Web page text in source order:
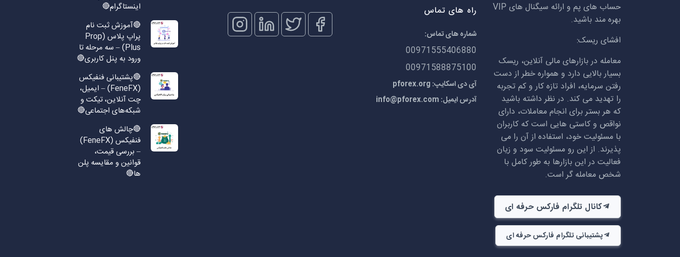
حساب های پم و ارائه سیگنال های VIP
بهره مند باشید.
افشای ریسک:
معامله در بازارهای مالی آنلاین، ریسک
بسیار بالایی دارد و همواره خطر از دست
رفتن سرمایه، افراد تازه کار و کم تجربه
را تهدید می کند. در نظر داشته باشید
که هر بستر برای انجام معاملات، دارای
نواقص و کاستی هایی است که کاربران
با مسئولیت خود، استفاده از آن را می
پذیرند. از این رو مسئولیت سود و زیان
فعالیت در این بازارها به طور کامل با
شخص معامله گر است.
کانال تلگرام فارکس حرفه ای
پشتیبانی تلگرام فارکس حرفه ای
راه های تماس
شماره های تماس:
00971555406880
00971588875100
آی دی اسکایپ: pforex.org
آدرس ایمیل: info@pforex.com
اینستاگرام🔴
🔴آموزش ثبت نام
پراپ پلاس (Prop
Plus) – سه مرحله تا
ورود به پنل کاربری🔴
🔴پشتیبانی فنفیکس
(FeneFX) – ایمیل،
چت آنلاین، تیکت و
شبکه‌های اجتماعی🔴
🔴چالش های
فنفیکس (FeneFX)
– بررسی قیمت،
قوانین و مقایسه پلن
ها🔴